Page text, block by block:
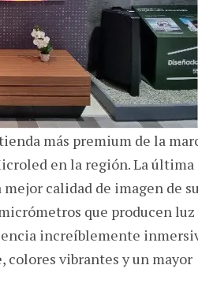
más premium de la
en la región. La última
calidad de imagen de su
que producen luz
increíblemente
colores vibrantes y un mayor